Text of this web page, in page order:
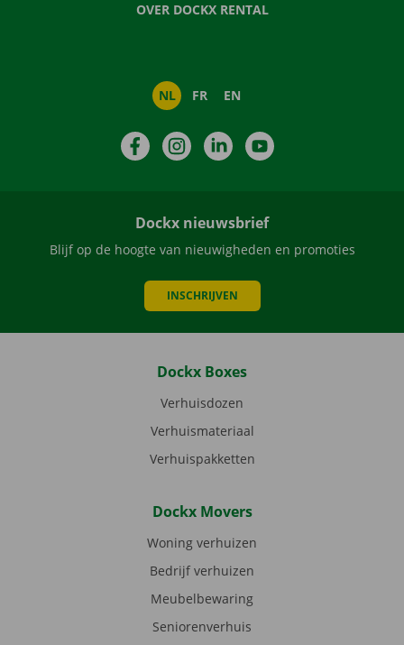
OVER DOCKX RENTAL
NL FR EN
FacebookInstagramLinkedIn
Dockx nieuwsbrief
Blijf op de hoogte van nieuwigheden en promoties
INSCHRIJVEN
Dockx Boxes
Verhuisdozen
Verhuismateriaal
Verhuispakketten
Dockx Movers
Woning verhuizen
Bedrijf verhuizen
Meubelbewaring
Seniorenverhuis